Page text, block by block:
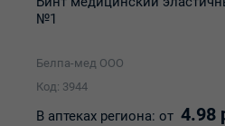
№1
Белпа-мед ООО
Код: 3944
В аптеках региона: от 4.98